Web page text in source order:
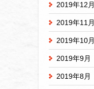
2019年12月
2019年11月
2019年10月
2019年9月
2019年8月